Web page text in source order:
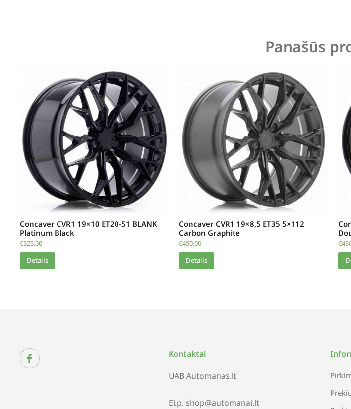
Panašūs
Concaver CVR1 19×10 ET20-51 BLANK
Platinum Black
€525.00
Details
Concaver CVR1 19×8,5 ET35 5×112
Carbon Graphite
€450.00
Details
€
Kontaktai
UAB Automanas.lt
El.p. shop@automanai.lt